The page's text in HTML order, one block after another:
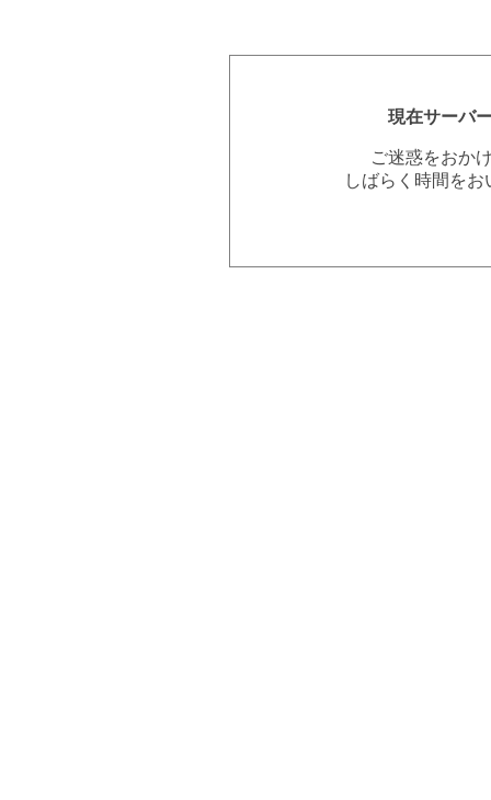
現在サーバ
ご迷惑をおか
しばらく時間を